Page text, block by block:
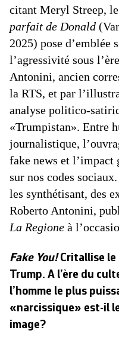
citant Meryl Streep,
parfait de Donald
2025) pose d’emblée
l’agressivité sous
Antonini, ancien
la RTS, et par
analyse politico-
«Trumpistan». Entre
journalistique,
fake news et
sur nos codes
les synthétisant, des
Roberto Antonini,
La Regione à
Fake You!Critallise le
Trump. A l’ère du
l’homme le plus
«narcissique» est-il
image?